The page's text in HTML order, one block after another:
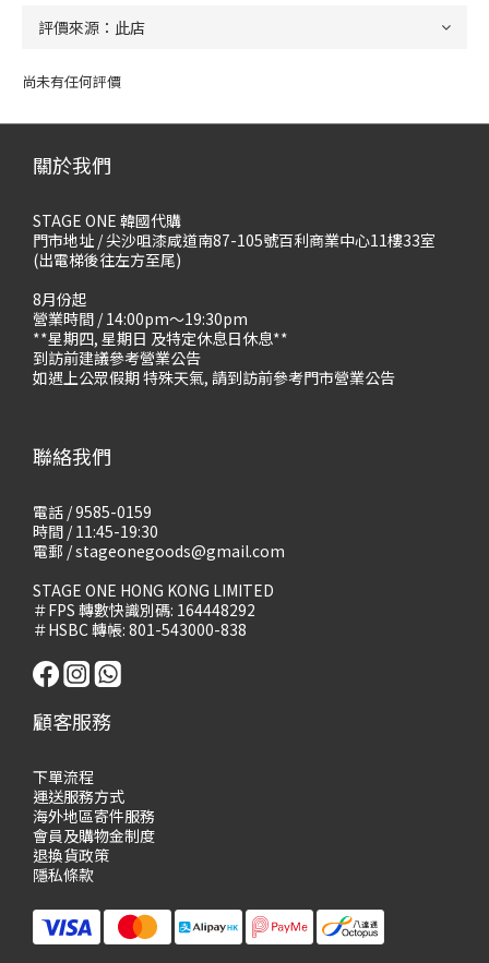
尚未有任何評價
關於我們
STAGE ONE 韓國代購
門市地址 / 尖沙咀漆咸道南87-105號百利商業中心11樓33室
(出電梯後往左方至尾)
8月份起
營業時間 / 14:00pm～19:30pm
**星期四, 星期日 及特定休息日休息**
到訪前建議參考營業公告
如遇上公眾假期 特殊天氣, 請到訪前參考門市營業公告
聯絡我們
電話 / 9585-0159
時間 / 11:45-19:30
電郵 / stageonegoods@gmail.com
STAGE ONE HONG KONG LIMITED
＃FPS 轉數快識別碼: 164448292
＃HSBC 轉帳: 801-543000-838
顧客服務
下單流程
運送服務方式
海外地區寄件服務
會員及購物金制度
退換貨政策
隱私條款